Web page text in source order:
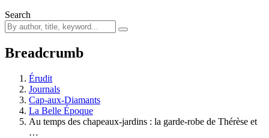
Search
Breadcrumb
Érudit
Journals
Cap-aux-Diamants
La Belle Époque
Au temps des chapeaux-jardins : la garde-robe de Thérèse et
…